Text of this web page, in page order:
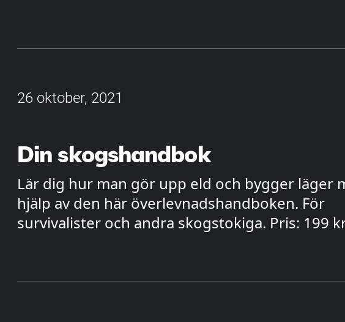
26 oktober, 2021
Din skogshandbok
Lär dig hur man gör upp eld och bygger läger
hjälp av den här överlevnadshandboken. För
survivalister och andra skogstokiga. Pris: 199